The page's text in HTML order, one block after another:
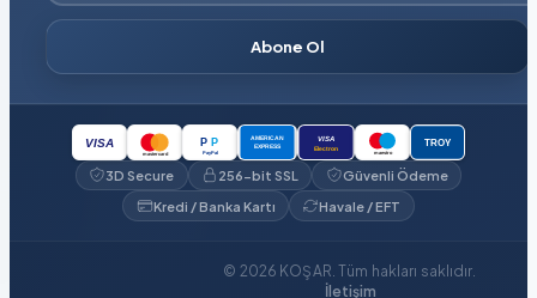
Abone Ol
VISA
mastercard
P P
PayPal
AMERICAN
EXPRESS
VISA
Electron
maestro
TROY
3D Secure 256-bit SSL
Güvenli Ödeme
Kredi / Banka Kartı
Havale / EFT
© 2026 KOŞAR. Tüm hakları saklıdır.
İletişim